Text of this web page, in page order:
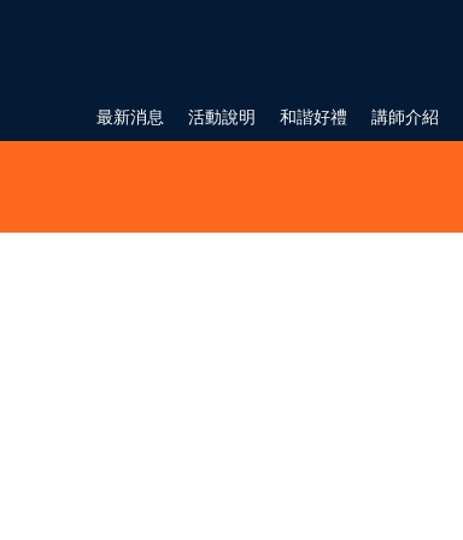
最新消息 活動說明 和諧好禮 講師介紹